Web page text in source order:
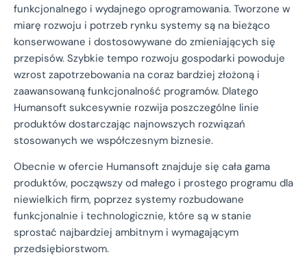
funkcjonalnego i wydajnego oprogramowania. Tworzone w
miarę rozwoju i potrzeb rynku systemy są na bieżąco
konserwowane i dostosowywane do zmieniających się
przepisów. Szybkie tempo rozwoju gospodarki powoduje
wzrost zapotrzebowania na coraz bardziej złożoną i
zaawansowaną funkcjonalność programów. Dlatego
Humansoft sukcesywnie rozwija poszczególne linie
produktów dostarczając najnowszych rozwiązań
stosowanych we współczesnym biznesie.
Obecnie w ofercie Humansoft znajduje się cała gama
produktów, począwszy od małego i prostego programu dla
niewielkich firm, poprzez systemy rozbudowane
funkcjonalnie i technologicznie, które są w stanie
sprostać najbardziej ambitnym i wymagającym
przedsiębiorstwom.